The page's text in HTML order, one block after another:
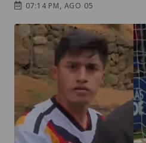
07:14 PM, AGO 05